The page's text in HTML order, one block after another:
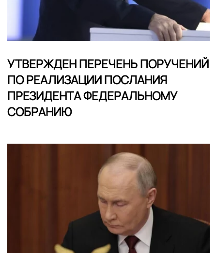
УТВЕРЖДЕН ПЕРЕЧЕНЬ ПОРУЧЕНИЙ
ПО РЕАЛИЗАЦИИ ПОСЛАНИЯ
ПРЕЗИДЕНТА ФЕДЕРАЛЬНОМУ
СОБРАНИЮ